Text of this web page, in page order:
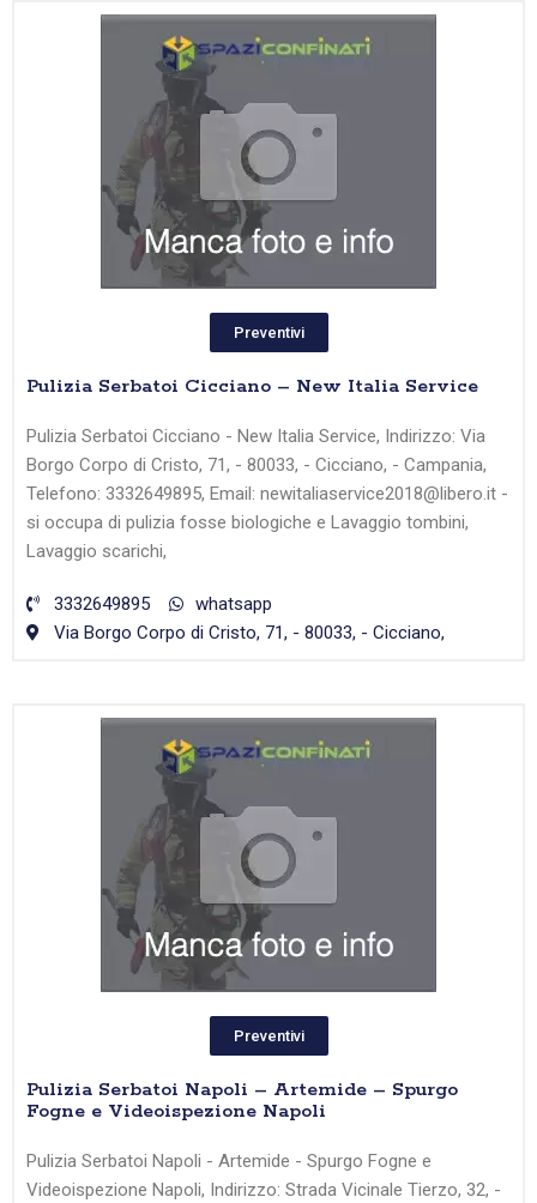
Preventivi
Pulizia Serbatoi Cicciano – New Italia Service
Pulizia Serbatoi Cicciano - New Italia Service, Indirizzo: Via
Borgo Corpo di Cristo, 71, - 80033, - Cicciano, - Campania,
Telefono: 3332649895, Email: newitaliaservice2018@libero.it -
si occupa di pulizia fosse biologiche e Lavaggio tombini,
Lavaggio scarichi,
3332649895
whatsapp
Via Borgo Corpo di Cristo, 71, - 80033, - Cicciano,
Preventivi
Pulizia Serbatoi Napoli – Artemide – Spurgo
Fogne e Videoispezione Napoli
Pulizia Serbatoi Napoli - Artemide - Spurgo Fogne e
Videoispezione Napoli, Indirizzo: Strada Vicinale Tierzo, 32, -